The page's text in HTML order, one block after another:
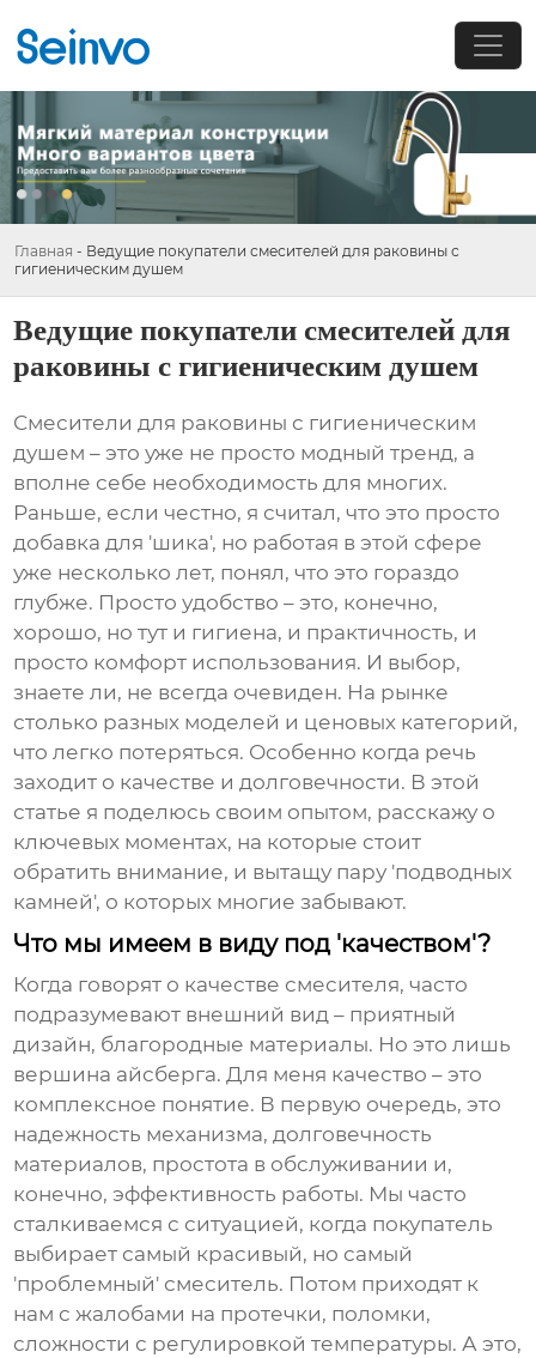
Главная - Ведущие покупатели смесителей для раковины с
гигиеническим душем
Ведущие покупатели смесителей для
раковины с гигиеническим душем
Смесители для раковины с гигиеническим
душем – это уже не просто модный тренд, а
вполне себе необходимость для многих.
Раньше, если честно, я считал, что это просто
добавка для 'шика', но работая в этой сфере
уже несколько лет, понял, что это гораздо
глубже. Просто удобство – это, конечно,
хорошо, но тут и гигиена, и практичность, и
просто комфорт использования. И выбор,
знаете ли, не всегда очевиден. На рынке
столько разных моделей и ценовых категорий,
что легко потеряться. Особенно когда речь
заходит о качестве и долговечности. В этой
статье я поделюсь своим опытом, расскажу о
ключевых моментах, на которые стоит
обратить внимание, и вытащу пару 'подводных
камней', о которых многие забывают.
Что мы имеем в виду под 'качеством'?
Когда говорят о качестве смесителя, часто
подразумевают внешний вид – приятный
дизайн, благородные материалы. Но это лишь
вершина айсберга. Для меня качество – это
комплексное понятие. В первую очередь, это
надежность механизма, долговечность
материалов, простота в обслуживании и,
конечно, эффективность работы. Мы часто
сталкиваемся с ситуацией, когда покупатель
выбирает самый красивый, но самый
'проблемный' смеситель. Потом приходят к
нам с жалобами на протечки, поломки,
сложности с регулировкой температуры. А это,